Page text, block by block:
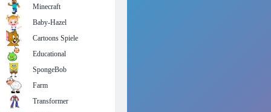
Minecraft
Baby-Hazel
Cartoons Spiele
Educational
SpongeBob
Farm
Transformer